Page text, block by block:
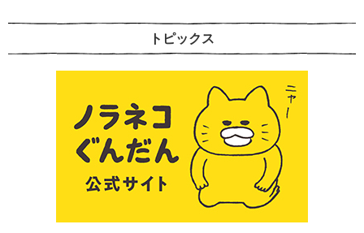
トピックス